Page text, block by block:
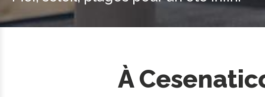
À